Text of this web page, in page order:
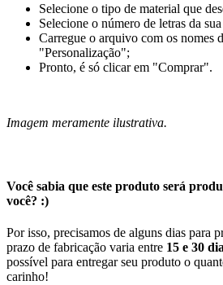
Selecione o tipo de material que
Selecione o número de letras da
Carregue o arquivo com os nomes
"Personalização";
Pronto, é só clicar em "Comprar".
Imagem meramente ilustrativa.
Você sabia que este produto será
você? :)
Por isso, precisamos de alguns dias para
prazo de fabricação varia entre 15 e 30
possível para entregar seu produto o
carinho!